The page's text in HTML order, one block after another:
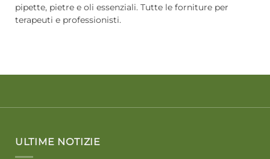
pipette, pietre e oli essenziali. Tutte le forniture per
terapeuti e professionisti.
ULTIME NOTIZIE